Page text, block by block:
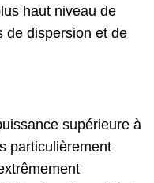
haut niveau de
de dispersion et de
supérieure à
particulièrement